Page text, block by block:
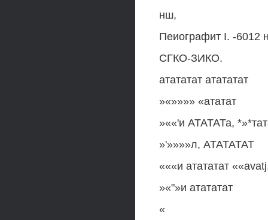
нш,
Пеиографит I. -6012
СГКО-ЗИКО.
атататат атататат
»«»»»» «ататат
»««'и АТАТАТа,
»'»»»»л, АТАТАТАТ
«««и атататат
»«"»и атататат
«